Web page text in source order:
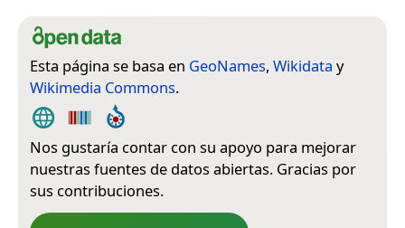
Esta página se basa en GeoNames, Wikidata y
Wikimedia Commons.
Nos gustaría contar con su apoyo para mejorar
nuestras fuentes de datos abiertas. Gracias por
sus contribuciones.